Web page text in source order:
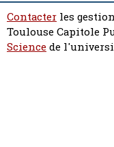
Contacter les
Toulouse Capitole
Sciencede